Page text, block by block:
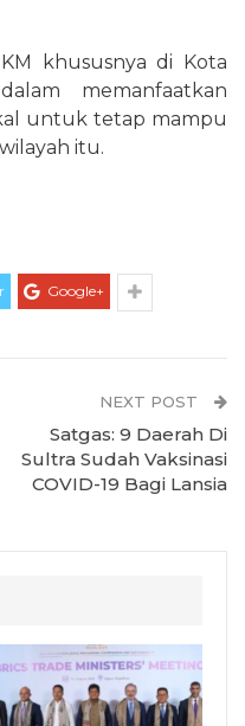
khususnya di Kota
memanfaatkan
untuk tetap mampu
itu.
Google+
NEXT POST
Satgas: 9 Daerah Di
Sultra Sudah Vaksinasi
COVID-19 Bagi Lansia